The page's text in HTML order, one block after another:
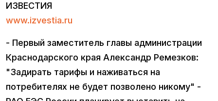
ИЗВЕСТИЯ
www.izvestia.ru
- Первый заместитель главы администрации
Краснодарского края Александр Ремезков:
"Задирать тарифы и наживаться на
потребителях не будет позволено никому" -